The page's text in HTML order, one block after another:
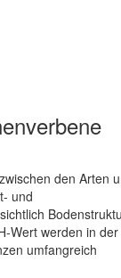
den Arten
und
Wert werden in der
umfangreich